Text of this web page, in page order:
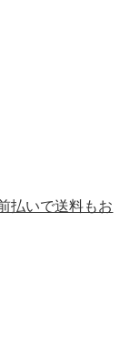
)
水)
(水)
(水)
)
(木)
いで送料もお